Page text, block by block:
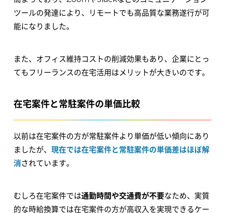
ツールの発達により、リモートでも高品質な業務遂行が可
能になりました。
また、オフィス維持コストの削減効果もあり、企業にとっ
てもフリーランスの在宅活用はメリットが大きいのです。
在宅案件と常駐案件の単価比較
以前は在宅案件の方が常駐案件より単価が低い傾向にあり
ましたが、 現在では在宅案件と常駐案件の単価差はほぼ解
消されています。
むしろ在宅案件では通勤時間や交通費が不要なため、実質
的な時給換算では在宅案件の方が高収入を実現できるケー